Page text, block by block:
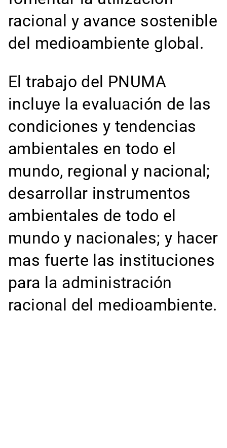
racional y avance sostenible
del medioambiente global.
El trabajo del PNUMA
incluye la evaluación de las
condiciones y tendencias
ambientales en todo el
mundo, regional y nacional;
desarrollar instrumentos
ambientales de todo el
mundo y nacionales; y hacer
mas fuerte las instituciones
para la administración
racional del medioambiente.